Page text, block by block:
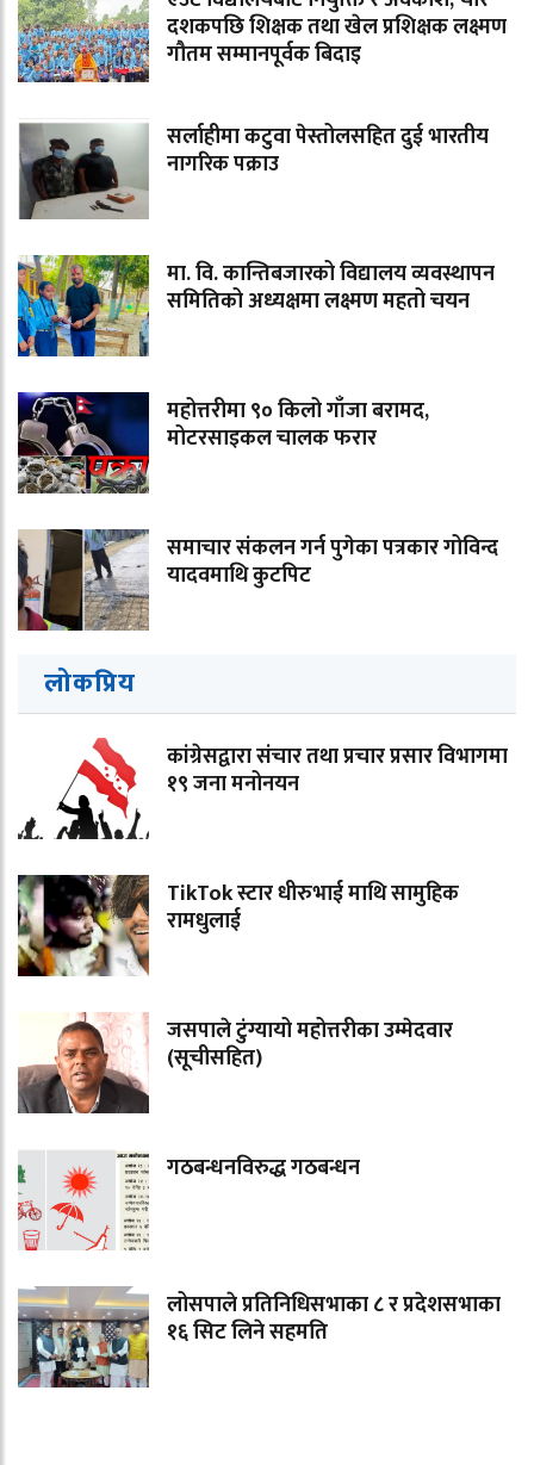
दशकपछि शिक्षक तथा खेल प्रशिक्षक लक्ष्मण
गौतम सम्मानपूर्वक बिदाइ
सर्लाहीमा कटुवा पेस्तोलसहित दुई भारतीय
नागरिक पक्राउ
मा. वि. कान्तिबजारको विद्यालय व्यवस्थापन
समितिको अध्यक्षमा लक्ष्मण महतो चयन
महोत्तरीमा ९० किलो गाँजा बरामद,
मोटरसाइकल चालक फरार
समाचार संकलन गर्न पुगेका पत्रकार गोविन्द
यादवमाथि कुटपिट
लोकप्रिय
कांग्रेसद्वारा संचार तथा प्रचार प्रसार विभागमा
१९ जना मनोनयन
TikTok स्टार धीरुभाई माथि सामुहिक
रामधुलाई
जसपाले टुंग्यायो महोत्तरीका उम्मेदवार
(सूचीसहित)
गठबन्धनविरुद्ध गठबन्धन
लोसपाले प्रतिनिधिसभाका ८ र प्रदेशसभाका
१६ सिट लिने सहमति